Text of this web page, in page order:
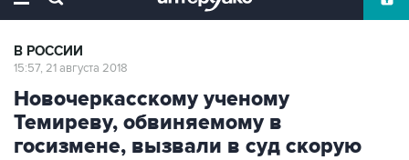
В РОССИИ
15:57, 21 августа 2018
Новочеркасскому ученому
Темиреву, обвиняемому в
госизмене, вызвали в суд скорую